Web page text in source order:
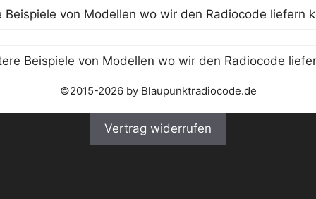
©2015-2026 by Blaupunktradiocode.de
Vertrag widerrufen